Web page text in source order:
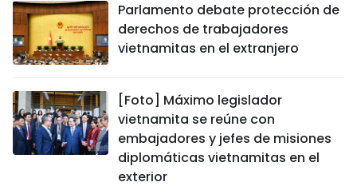
Parlamento debate protección de
derechos de trabajadores
vietnamitas en el extranjero
[Foto] Máximo legislador
vietnamita se reúne con
embajadores y jefes de misiones
diplomáticas vietnamitas en el
exterior